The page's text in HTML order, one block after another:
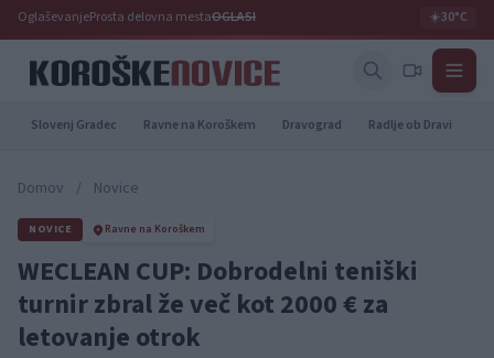
OglaševanjeProsta delovna mestaOGLASI ☀️30°C
Slovenj Gradec Ravne na Koroškem Dravograd Radlje ob Dravi
Domov / Novice
NOVICE Ravne na Koroškem
WECLEAN CUP: Dobrodelni teniški
turnir zbral že več kot 2000 € za
letovanje otrok